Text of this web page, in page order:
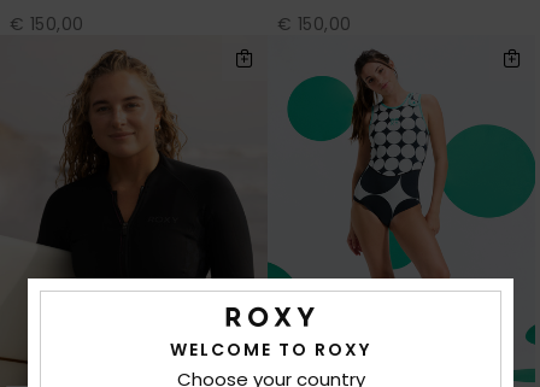
€ 150,00 € 150,00
WELCOME TO ROXY
Choose your country